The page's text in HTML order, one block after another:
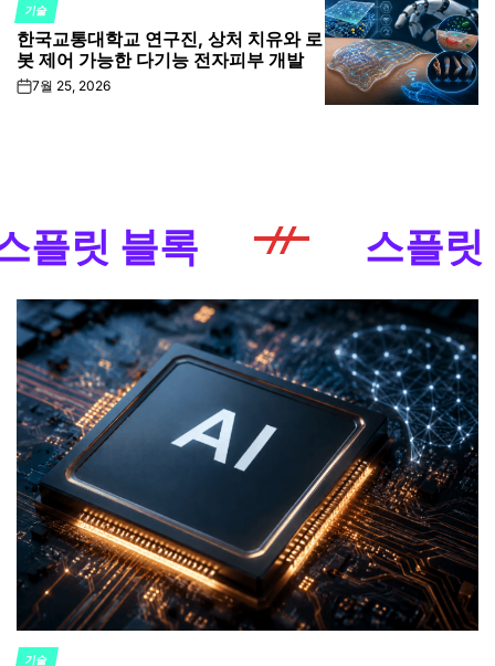
POSTED
IN
기술
한국교통대학교 연구진, 상처 치유와 로
봇 제어 가능한 다기능 전자피부 개발
on7월 25, 2026
록 스플릿 블록
기술